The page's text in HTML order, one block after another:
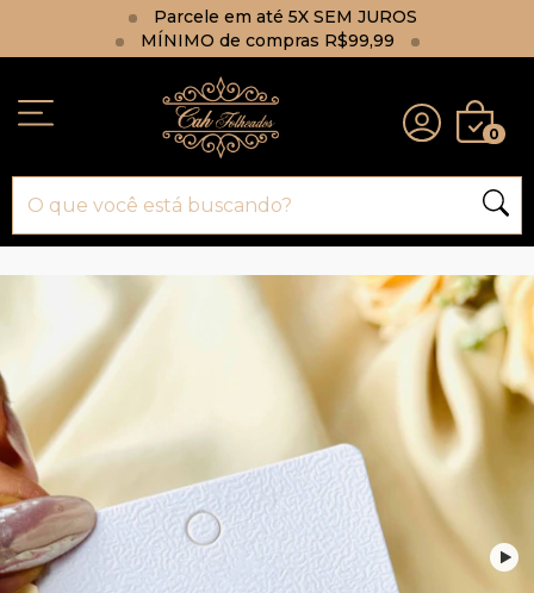
Parcele em até 5X SEM JUROS
MÍNIMO de compras R$99,99
0